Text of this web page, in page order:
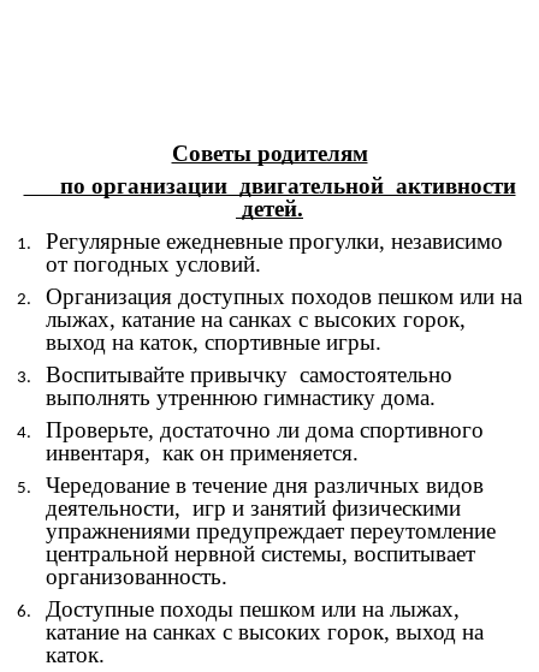
Советы родителям
по организации двигательной активности
детей.
Регулярные ежедневные прогулки, независимо
от погодных условий.
Организация доступных походов пешком или на
лыжах, катание на санках с высоких горок,
выход на каток, спортивные игры.
Воспитывайте привычку самостоятельно
выполнять утреннюю гимнастику дома.
Проверьте, достаточно ли дома спортивного
инвентаря, как он применяется.
Чередование в течение дня различных видов
деятельности, игр и занятий физическими
упражнениями предупреждает переутомление
центральной нервной системы, воспитывает
организованность.
Доступные походы пешком или на лыжах,
катание на санках с высоких горок, выход на
каток.